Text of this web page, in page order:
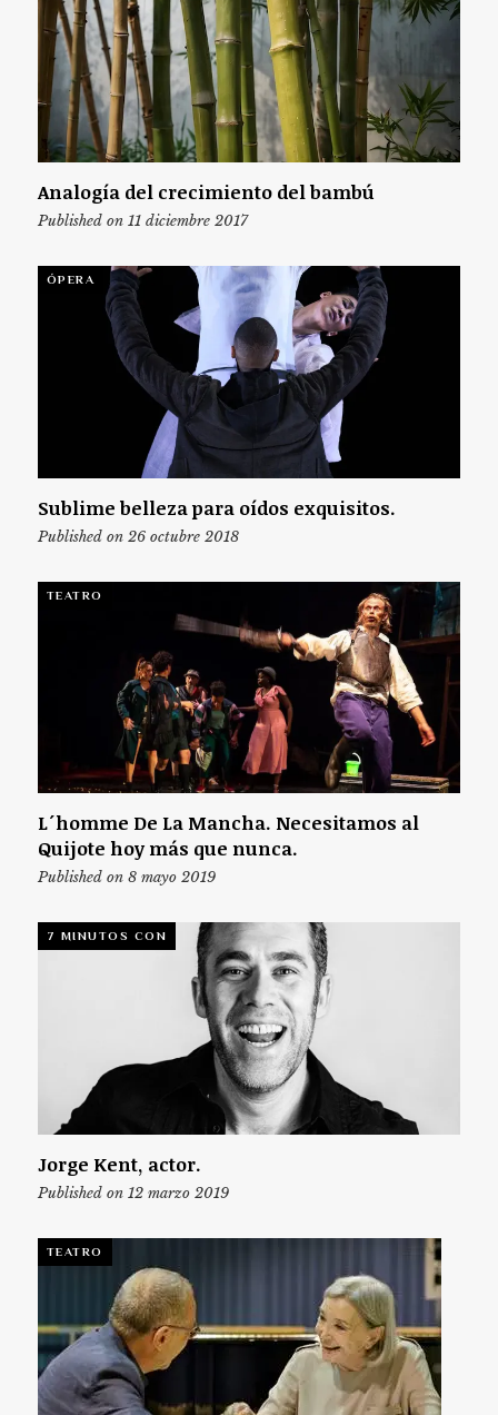
Analogía del crecimiento del bambú
Published on 11 diciembre 2017
ÓPERA
Sublime belleza para oídos exquisitos.
Published on 26 octubre 2018
TEATRO
L´homme De La Mancha. Necesitamos al
Quijote hoy más que nunca.
Published on 8 mayo 2019
7 MINUTOS CON
Jorge Kent, actor.
Published on 12 marzo 2019
TEATRO